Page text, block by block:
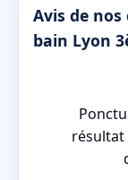
Avis de
bain Lyon
résultat